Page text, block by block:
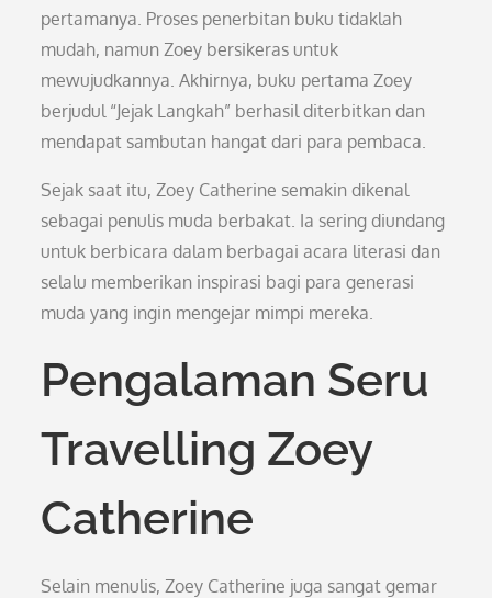
pertamanya. Proses penerbitan buku tidaklah
mudah, namun Zoey bersikeras untuk
mewujudkannya. Akhirnya, buku pertama Zoey
berjudul “Jejak Langkah” berhasil diterbitkan dan
mendapat sambutan hangat dari para pembaca.
Sejak saat itu, Zoey Catherine semakin dikenal
sebagai penulis muda berbakat. Ia sering diundang
untuk berbicara dalam berbagai acara literasi dan
selalu memberikan inspirasi bagi para generasi
muda yang ingin mengejar mimpi mereka.
Pengalaman Seru
Travelling Zoey
Catherine
Selain menulis, Zoey Catherine juga sangat gemar